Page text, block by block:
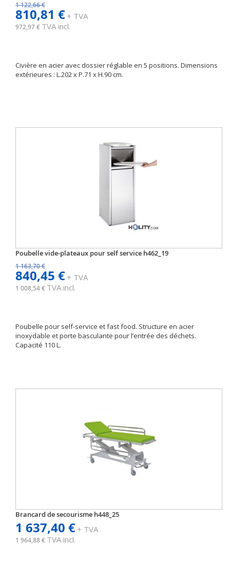
1 122,66 €
810,81 €+ TVA
972,97 € TVA incl.
Civière en acier avec dossier réglable en 5 positions. Dimensions
extérieures : L.202 x P.71 x H.90 cm.
Poubelle vide-plateaux pour self service h462_19
1 163,70 €
840,45 €+ TVA
1 008,54 € TVA incl.
Poubelle pour self-service et fast food. Structure en acier
inoxydable et porte basculante pour l’entrée des déchets.
Capacité 110 L.
Brancard de secourisme h448_25
1 637,40 €+ TVA
1 964,88 € TVA incl.